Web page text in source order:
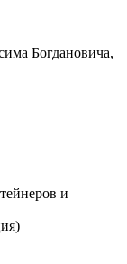
Богдановича,
и